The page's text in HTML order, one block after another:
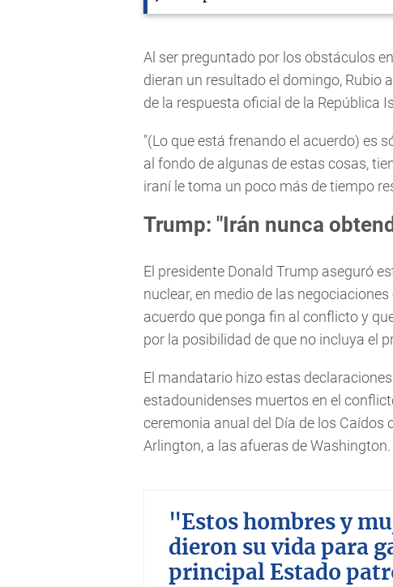
Al ser preguntado por los obstáculos
dieran un resultado el domingo, Rubio
de la respuesta oficial de la República
"(Lo que está frenando el acuerdo) es
al fondo de algunas de estas cosas,
iraní le toma un poco más de tiempo
Trump: "Irán nunca
El presidente Donald Trump aseguró
nuclear, en medio de las
acuerdo que ponga fin al conflicto y
por la posibilidad de que no incluya el
El mandatario hizo estas
estadounidenses muertos en el
ceremonia anual del Día de los Caídos
Arlington, a las afueras de Washington.
"Estos hombres y
dieron su vida para
principal Estado